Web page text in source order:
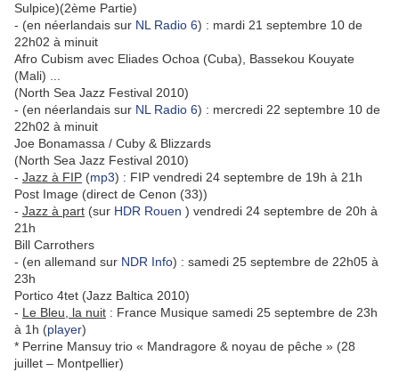
Sulpice)(2ème Partie)
- (en néerlandais sur NL Radio 6) : mardi 21 septembre 10 de
22h02 à minuit
Afro Cubism avec Eliades Ochoa (Cuba), Bassekou Kouyate
(Mali) ...
(North Sea Jazz Festival 2010)
- (en néerlandais sur NL Radio 6) : mercredi 22 septembre 10 de
22h02 à minuit
Joe Bonamassa / Cuby & Blizzards
(North Sea Jazz Festival 2010)
- Jazz à FIP (mp3) : FIP vendredi 24 septembre de 19h à 21h
Post Image (direct de Cenon (33))
- Jazz à part (sur HDR Rouen ) vendredi 24 septembre de 20h à
21h
Bill Carrothers
- (en allemand sur NDR Info) : samedi 25 septembre de 22h05 à
23h
Portico 4tet (Jazz Baltica 2010)
- Le Bleu, la nuit : France Musique samedi 25 septembre de 23h
à 1h (player)
* Perrine Mansuy trio « Mandragore & noyau de pêche » (28
juillet – Montpellier)